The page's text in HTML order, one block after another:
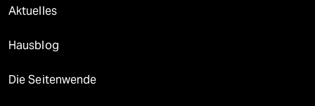
Aktuelles
Hausblog
Die Seitenwende